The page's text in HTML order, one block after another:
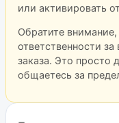
или активировать
Обратите внимание,
ответственности
заказа. Это просто
общаетесь за